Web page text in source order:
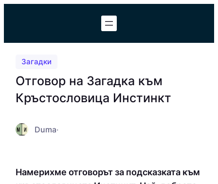
Загадки
Отговор на Загадка към
Кръстословица Инстинкт
Duma·
Намерихме отговорът за подсказката към